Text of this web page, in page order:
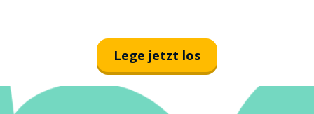
Lege jetzt los